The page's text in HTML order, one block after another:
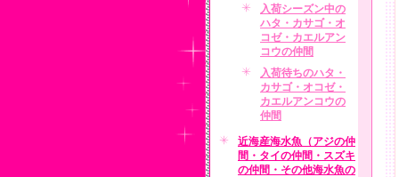
入荷シーズン中の
ハタ・カサゴ・オ
コゼ・カエルアン
コウの仲間
入荷待ちのハタ・
カサゴ・オコゼ・
カエルアンコウの
仲間
近海産海水魚（アジの仲
間・タイの仲間・スズキ
の仲間・その他海水魚の